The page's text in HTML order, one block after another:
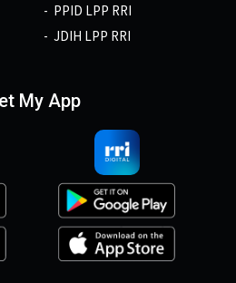
PPID LPP RRI
JDIH LPP RRI
My App